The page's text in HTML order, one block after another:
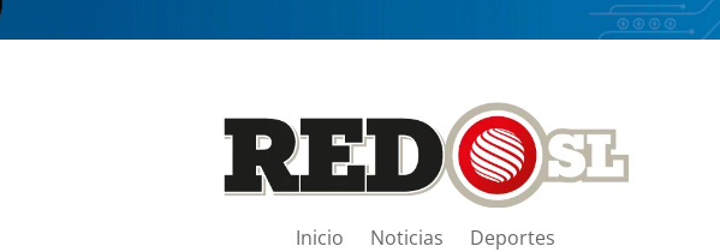
Inicio Noticias Deportes